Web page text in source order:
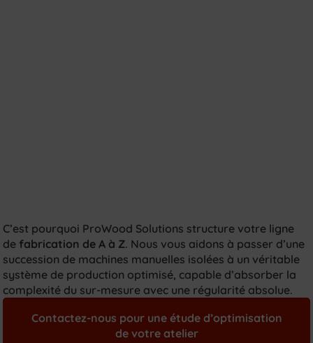
C’est pourquoi ProWood Solutions structure votre ligne
de fabrication de A à Z. Nous vous aidons à passer d’une
succession de machines manuelles isolées à un véritable
système de production optimisé, capable d’absorber la
complexité du sur-mesure avec une régularité absolue.
Contactez-nous pour une étude d’optimisation
de votre atelier